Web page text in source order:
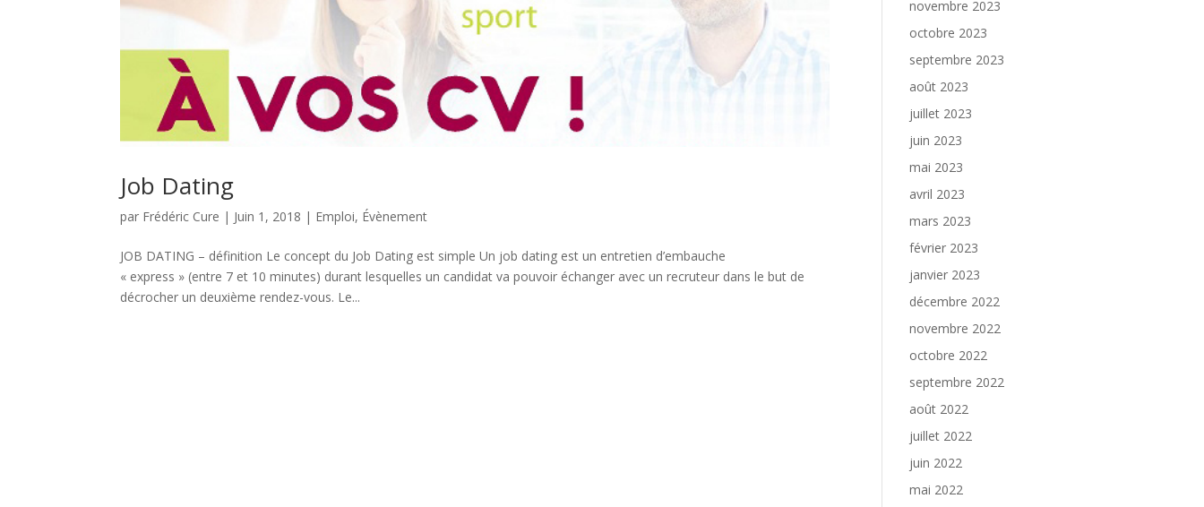
Job Dating
par Frédéric Cure | Juin 1, 2018 | Emploi, Évènement
JOB DATING – définition Le concept du Job Dating est simple Un job dating est un entretien d’embauche
« express » (entre 7 et 10 minutes) durant lesquelles un candidat va pouvoir échanger avec un recruteur dans le but de
décrocher un deuxième rendez-vous. Le...
novembre 2023
octobre 2023
septembre 2023
août 2023
juillet 2023
juin 2023
mai 2023
avril 2023
mars 2023
février 2023
janvier 2023
décembre 2022
novembre 2022
octobre 2022
septembre 2022
août 2022
juillet 2022
juin 2022
mai 2022